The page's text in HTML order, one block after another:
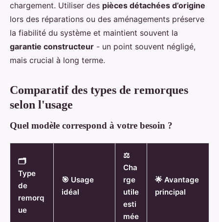
chargement. Utiliser des pièces détachées d’origine
lors des réparations ou des aménagements préserve
la fiabilité du système et maintient souvent la
garantie constructeur - un point souvent négligé,
mais crucial à long terme.
Comparatif des types de remorques
selon l'usage
Quel modèle correspond à votre besoin ?
🗂️
Type
de
remorq
ue
🎯 Usage
idéal
⚖️
Cha
rge
utile
esti
mée
🌟 Avantage
principal